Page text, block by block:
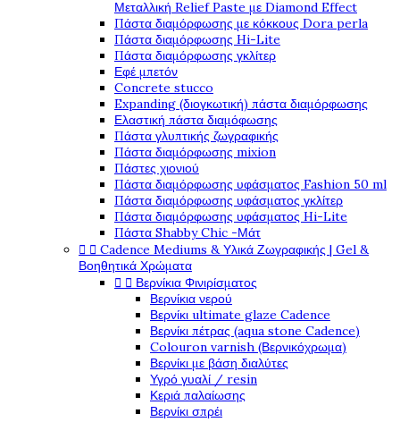
Μεταλλική Relief Paste με Diamond Effect
Πάστα διαμόρφωσης με κόκκους Dora perla
Πάστα διαμόρφωσης Hi-Lite
Πάστα διαμόρφωσης γκλίτερ
Εφέ μπετόν
Concrete stucco
Expanding (διογκωτική) πάστα διαμόρφωσης
Ελαστική πάστα διαμόφωσης
Πάστα γλυπτικής ζωγραφικής
Πάστα διαμόρφωσης mixion
Πάστες χιονιού
Πάστα διαμόρφωσης υφάσματος Fashion 50 ml
Πάστα διαμόρφωσης υφάσματος γκλίτερ
Πάστα διαμόρφωσης υφάσματος Hi-Lite
Πάστα Shabby Chic -Μάτ
  Cadence Mediums & Υλικά Ζωγραφικής | Gel &
Βοηθητικά Χρώματα
  Βερνίκια Φινιρίσματος
Βερνίκια νερού
Βερνίκι ultimate glaze Cadence
Βερνίκι πέτρας (aqua stone Cadence)
Colouron varnish (Βερνικόχρωμα)
Βερνίκι με βάση διαλύτες
Υγρό γυαλί / resin
Κεριά παλαίωσης
Βερνίκι σπρέι